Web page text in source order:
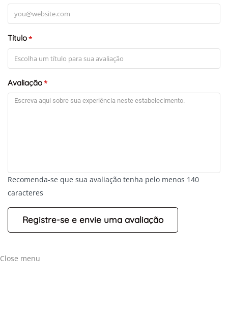
Título*
Avaliação*
Recomenda-se que sua avaliação tenha pelo menos 140
caracteres
Close menu